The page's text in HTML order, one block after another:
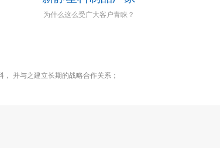
为什么这么受广大客户青睐？
并与之建立长期的战略合作关系；